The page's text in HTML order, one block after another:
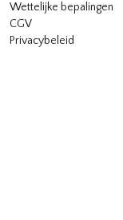
Wettelijke bepalingen
CGV
Privacybeleid